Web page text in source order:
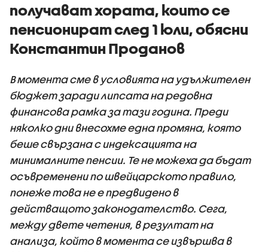
получават хората, които се
пенсионират след 1 юли, обясни
Константин Проданов
В момента сме в условията на удължителен
бюджет заради липсата на редовна
финансова рамка за тази година. Преди
няколко дни внесохме една промяна, която
беше свързана с индексацията на
минималните пенсии. Те не можеха да бъдат
осъвременени по швейцарското правило,
понеже това не е предвидено в
действащото законодателство. Сега,
между двете четения, в резултат на
анализа, който в момента се извършва в